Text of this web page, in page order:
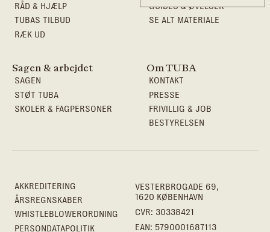
RÅD & HJÆLP
TUBAS TILBUD
RÆK UD
GUIDES & ØVELSER
SE ALT MATERIALE
Sagen & arbejdet
SAGEN
STØT TUBA
SKOLER & FAGPERSONER
Om TUBA
KONTAKT
PRESSE
FRIVILLIG & JOB
BESTYRELSEN
VESTERBROGADE 69,
1620 KØBENHAVN
CVR: 30338421
EAN: 5790001687113
AKKREDITERING
ÅRSREGNSKABER
WHISTLEBLOWERORDNING
PERSONDATAPOLITIK